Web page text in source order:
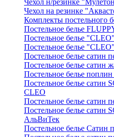
Чехол н/резинке
Чехол на резинке
Комплекты постельного
Постельное белье
Постельное белье
Постельное белье
Постельное белье сатин
Постельное белье сатин
Постельное белье
Постельное белье сатин
CLEO
Постельное белье сатин
Постельное белье сатин
АльВиТек
Постельное белье Сатин